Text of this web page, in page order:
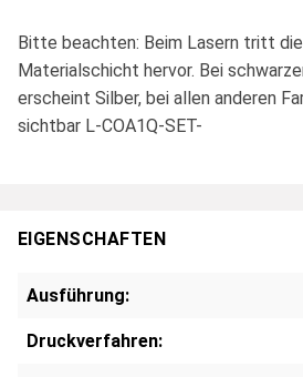
Bitte beachten: Beim Lasern tritt
Materialschicht hervor. Bei
erscheint Silber, bei allen anderen
sichtbar L-COA1Q-SET-
EIGENSCHAFTEN
Ausführung:
Druckverfahren: